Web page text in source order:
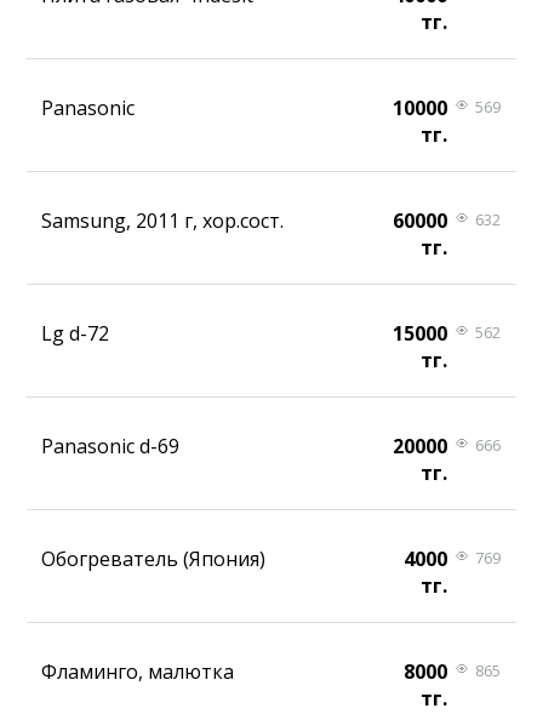
тг.
Panasonic
10000
тг.
569
Samsung, 2011 г, хор.сост.
60000
тг.
632
Lg d-72
15000
тг.
562
Panasonic d-69
20000
тг.
666
Обогреватель (Япония)
4000
тг.
769
Фламинго, малютка
8000
тг.
865